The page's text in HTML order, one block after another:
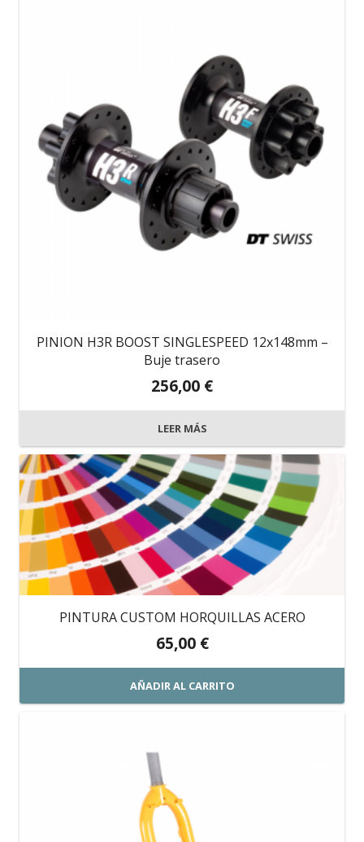
PINION H3R BOOST SINGLESPEED 12x148mm –
Buje trasero
256,00 €
LEER MÁS
PINTURA CUSTOM HORQUILLAS ACERO
65,00 €
AÑADIR AL CARRITO